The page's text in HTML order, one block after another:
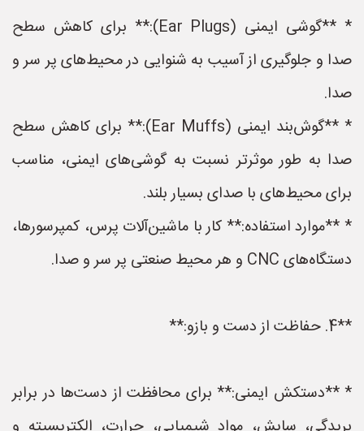
* **گوشی ایمنی (Ear Plugs):** برای کاهش سطح
صدا و جلوگیری از آسیب به شنوایی در محیط‌های پر سر و
صدا.
* **گوش‌بند ایمنی (Ear Muffs):** برای کاهش سطح
صدا به طور موثرتر نسبت به گوشی‌های ایمنی، مناسب
برای محیط‌های با صدای بسیار بلند.
* **موارد استفاده:** کار با ماشین‌آلات پرس، کمپرسورها،
دستگاه‌های CNC و هر محیط صنعتی پر سر و صدا.
**4. حفاظت از دست و بازو:**
* **دستکش ایمنی:** برای محافظت از دست‌ها در برابر